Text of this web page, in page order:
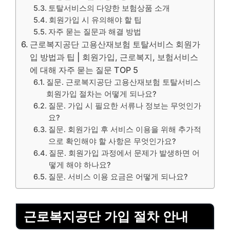
토탈서비스의 다양한 보험상품 소개
회원가입 시 유의해야 할 팁
자주 묻는 질문과 해결 방법
근로복지공단 고용산재보험 토탈서비스 회원가
입 방법과 팁 | 회원가입, 근로복지, 보험서비스
에 대해 자주 묻는 질문 TOP 5
질문. 근로복지공단 고용산재보험 토탈서비스
회원가입 절차는 어떻게 되나요?
질문. 가입 시 필요한 서류나 정보는 무엇인가
요?
질문. 회원가입 후 서비스 이용을 위해 추가적
으로 확인해야 할 사항은 무엇인가요?
질문. 회원가입 과정에서 문제가 발생하면 어
떻게 해야 하나요?
질문. 서비스 이용 요금은 어떻게 되나요?
근로복지공단 가입 절차 안내